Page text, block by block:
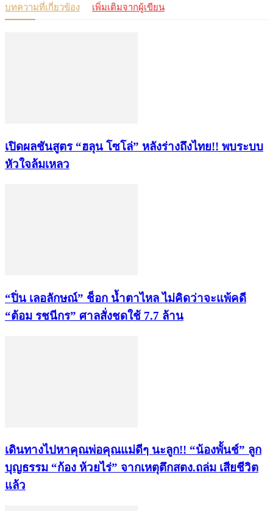
บทความที่เกี่ยวข้อง เพิ่มเติมจากผู้เขียน
เปิดผลชันสูตร “ฮลุน โซโล่” หลังร่างถึงไทย!! พบระบบ
หัวใจล้มเหลว
“ปิ่น เลอลักษณ์” ช็อก น้ำตาไหล ไม่คิดว่าจะแพ้คดี
“ต้อม รชนีกร” ศาลสั่งชดใช้ 7.7 ล้าน
เดินทางไปหาคุณพ่อคุณแม่ดีๆ นะลูก!! “น้องพั้นช์” ลูก
บุญธรรม “ก้อง ห้วยไร่” จากเหตุตึกสตง.ถล่ม เสียชีวิต
แล้ว